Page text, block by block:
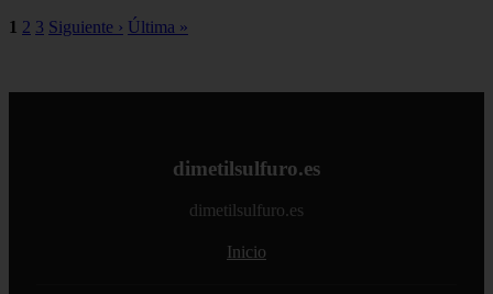
1 2 3 Siguiente › Última »
dimetilsulfuro.es
dimetilsulfuro.es
Inicio